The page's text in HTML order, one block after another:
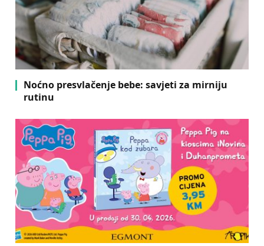
Noćno presvlačenje bebe: savjeti za mirniju
rutinu